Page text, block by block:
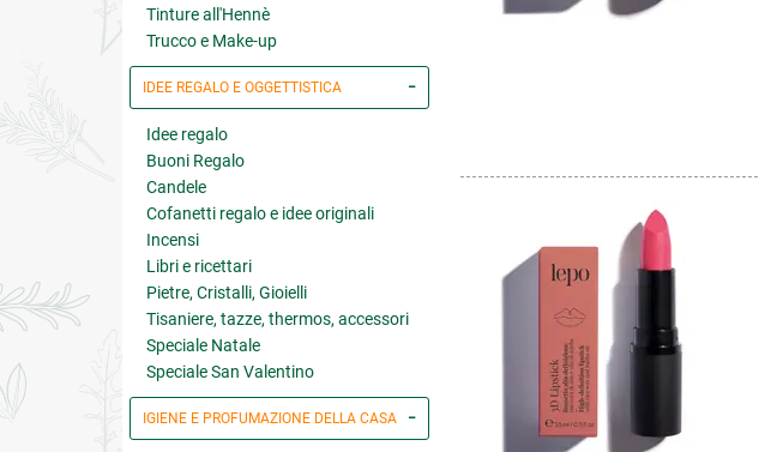
Tinture all'Hennè
Trucco e Make-up
IDEE REGALO E OGGETTISTICA
Idee regalo
Buoni Regalo
Candele
Cofanetti regalo e idee originali
Incensi
Libri e ricettari
Pietre, Cristalli, Gioielli
Tisaniere, tazze, thermos, accessori
Speciale Natale
Speciale San Valentino
IGIENE E PROFUMAZIONE DELLA CASA